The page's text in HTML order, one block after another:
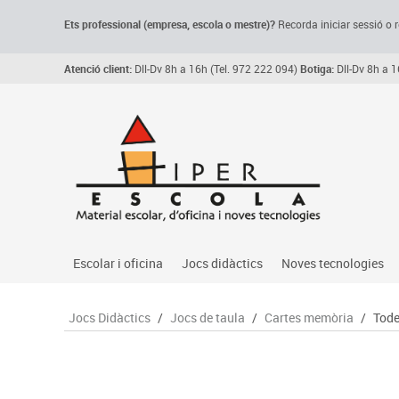
Ets professional (empresa, escolao mestre)? Recorda iniciar sessió o
Atenció client: Dll-Dv 8h a 16h (Tel. 972 222 094)Botiga: Dll-Dv 8h a
Escolar i oficina
Arxiu, carpetes i classificadors
Jocs didàctics
Primeres edats
Noves tecnologies
Audio
Jocs Didàctics / Jocs de taula / Cartes memòria /